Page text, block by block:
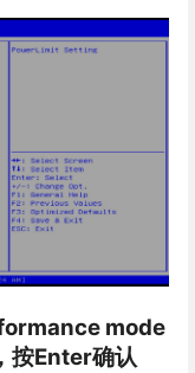
mode
按Enter确认